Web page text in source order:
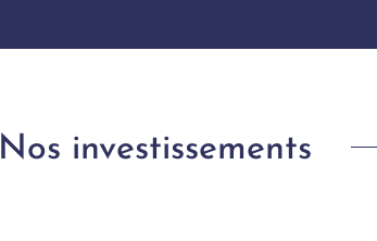
Nos investissements